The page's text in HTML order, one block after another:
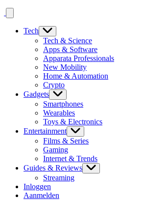
Tech
Tech & Science
Apps & Software
Apparata Professionals
New Mobility
Home & Automation
Crypto
Gadgets
Smartphones
Wearables
Toys & Electronics
Entertainment
Films & Series
Gaming
Internet & Trends
Guides & Reviews
Streaming
Inloggen
Aanmelden